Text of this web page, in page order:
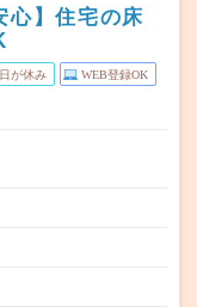
心】住宅の床
が休み WEB登録OK